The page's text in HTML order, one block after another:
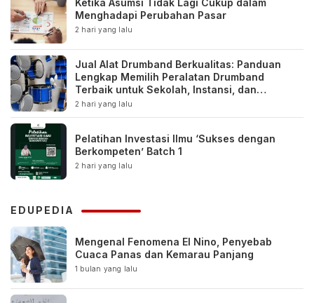
Menghadapi Perubahan Pasar
2 hari yang lalu
Jual Alat Drumband Berkualitas: Panduan
Lengkap Memilih Peralatan Drumband
Terbaik untuk Sekolah, Instansi, dan
Komunitas
2 hari yang lalu
Pelatihan Investasi Ilmu ‘Sukses dengan
Berkompeten’ Batch 1
2 hari yang lalu
EDUPEDIA
Mengenal Fenomena El Nino, Penyebab
Cuaca Panas dan Kemarau Panjang
1 bulan yang lalu